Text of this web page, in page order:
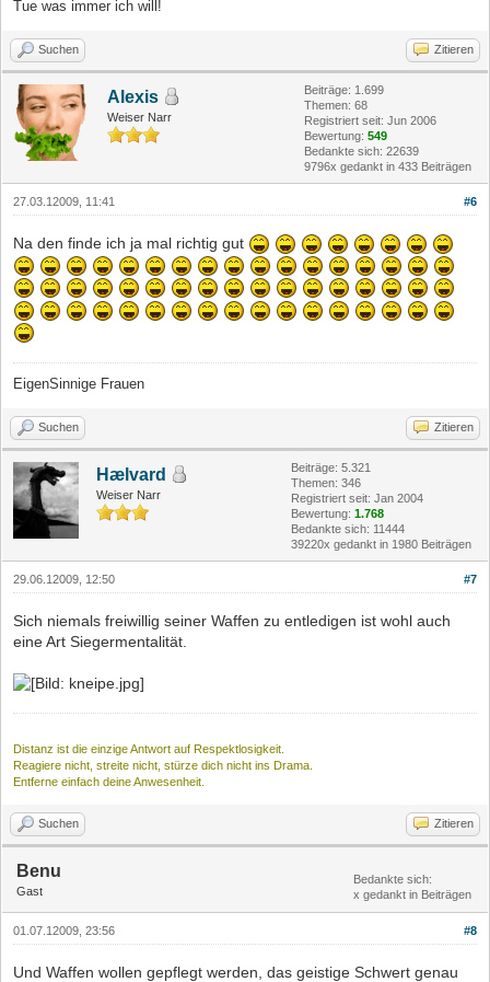
Tue was immer ich will!
Suchen Zitieren
Alexis
Weiser Narr
Beiträge: 1.699
Themen: 68
Registriert seit: Jun 2006
Bewertung: 549
Bedankte sich: 22639
9796x gedankt in 433 Beiträgen
#6
27.03.12009, 11:41
Na den finde ich ja mal richtig gut
EigenSinnige Frauen
Suchen Zitieren
Hælvard
Weiser Narr
Beiträge: 5.321
Themen: 346
Registriert seit: Jan 2004
Bewertung: 1.768
Bedankte sich: 11444
39220x gedankt in 1980 Beiträgen
#7
29.06.12009, 12:50
Sich niemals freiwillig seiner Waffen zu entledigen ist wohl auch
eine Art Siegermentalität.
Distanz ist die einzige Antwort auf Respektlosigkeit.
Reagiere nicht, streite nicht, stürze dich nicht ins Drama.
Entferne einfach deine Anwesenheit.
Suchen Zitieren
Benu
Gast
Bedankte sich:
x gedankt in Beiträgen
#8
01.07.12009, 23:56
Und Waffen wollen gepflegt werden, das geistige Schwert genau